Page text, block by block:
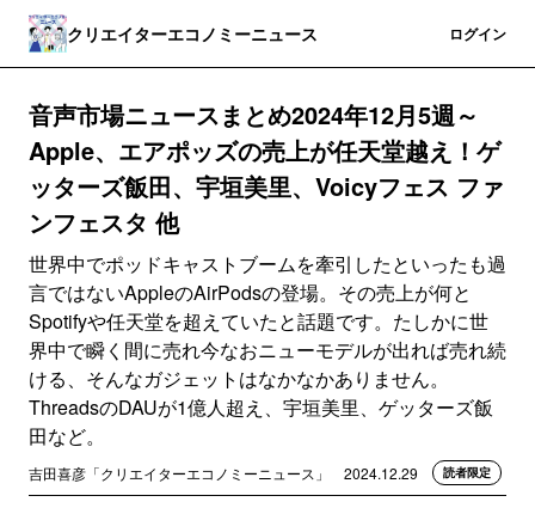
クリエイターエコノミーニュース ログイン
音声市場ニュースまとめ2024年12月5週～
Apple、エアポッズの売上が任天堂越え！ゲ
ッターズ飯田、宇垣美里、Voicyフェス ファ
ンフェスタ 他
世界中でポッドキャストブームを牽引したといったも過
言ではないAppleのAirPodsの登場。その売上が何と
Spotifyや任天堂を超えていたと話題です。たしかに世
界中で瞬く間に売れ今なおニューモデルが出れば売れ続
ける、そんなガジェットはなかなかありません。
ThreadsのDAUが1億人超え、宇垣美里、ゲッターズ飯
田など。
吉田喜彦「クリエイターエコノミーニュース」 2024.12.29 読者限定